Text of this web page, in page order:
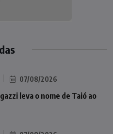
07/08/2026
leva o nome de Taió ao